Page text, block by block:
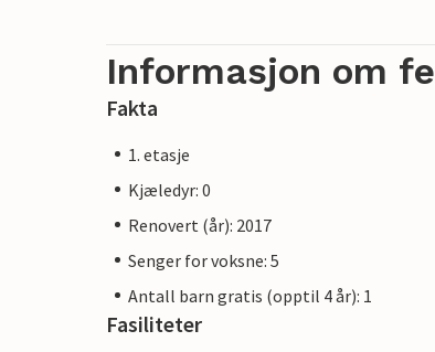
Informasjon om
Fakta
1. etasje
Kjæledyr: 0
Renovert (år): 2017
Senger for voksne: 5
Antall barn gratis (opptil 4 år): 1
Fasiliteter